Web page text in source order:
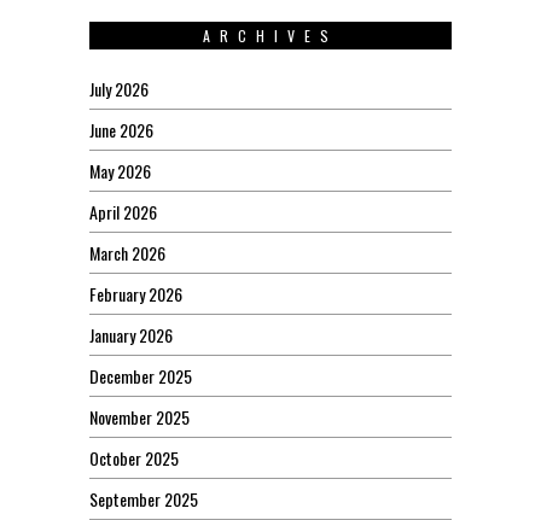
ARCHIVES
July 2026
June 2026
May 2026
April 2026
March 2026
February 2026
January 2026
December 2025
November 2025
October 2025
September 2025